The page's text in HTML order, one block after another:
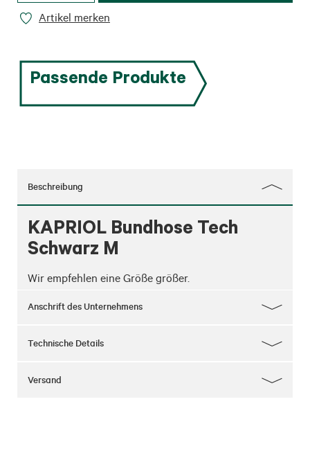
Artikel merken
Passende Produkte
Beschreibung
KAPRIOL Bundhose Tech
Schwarz M
Wir empfehlen eine Größe größer.
Anschrift des Unternehmens
Technische Details
Versand